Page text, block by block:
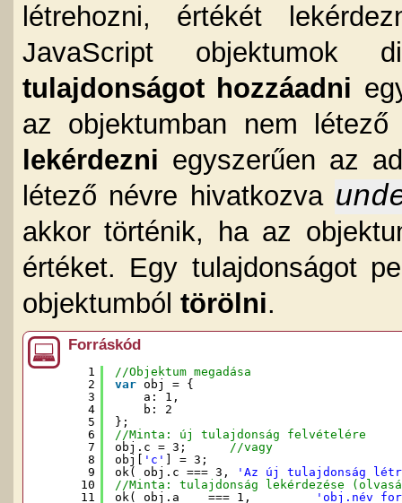
létrehozni, értékét
JavaScript objektumok
tulajdonságot hozzáadni
az objektumban nem
lekérdezni egyszerűen az
létező névre hivatkozva
akkor történik, ha az
értéket. Egy tulajdonságot
objektumból törölni.
Forráskód
1
2
3
4
5
6
7
8
9
10
11
//Objektum megadása
var obj = {
a: 1,
b: 2
};
//Minta: új tulajdonság felvételére
obj.c = 3;
//vagy
obj[
'c'
] = 3;
ok( obj.c === 3,
'Az új tulajdonság
//Minta: tulajdonság lekérdezése
ok( obj.a    === 1,
'obj.név